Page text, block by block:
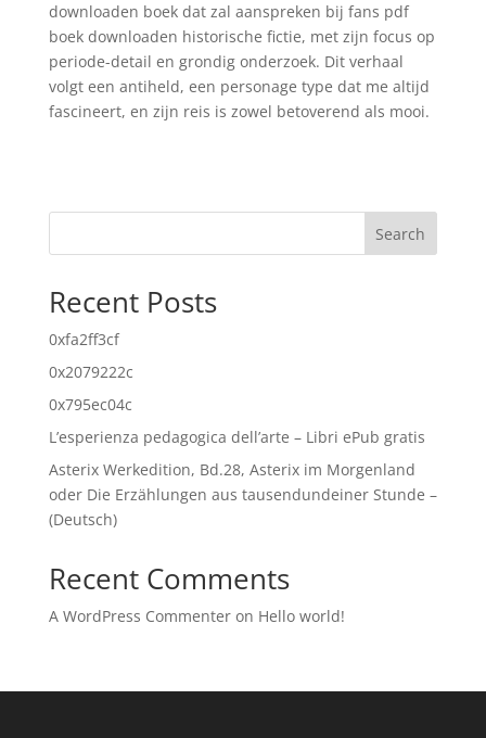
downloaden boek dat zal aanspreken bij fans pdf
boek downloaden historische fictie, met zijn focus op
periode-detail en grondig onderzoek. Dit verhaal
volgt een antiheld, een personage type dat me altijd
fascineert, en zijn reis is zowel betoverend als mooi.
Search
Recent Posts
0xfa2ff3cf
0x2079222c
0x795ec04c
L’esperienza pedagogica dell’arte – Libri ePub gratis
Asterix Werkedition, Bd.28, Asterix im Morgenland
oder Die Erzählungen aus tausendundeiner Stunde –
(Deutsch)
Recent Comments
A WordPress Commenteron Hello world!